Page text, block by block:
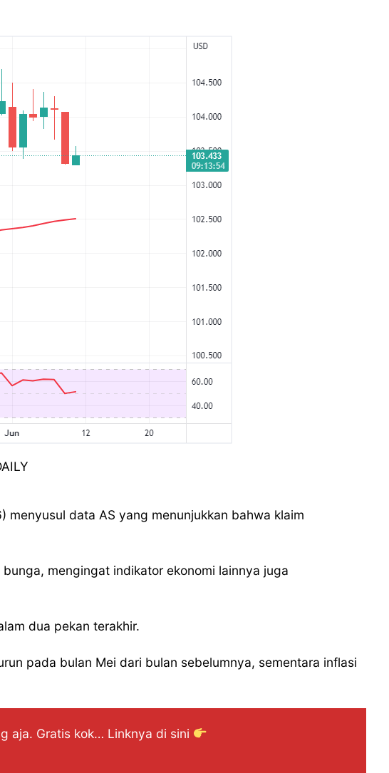
data AS yang menunjukkan bahwa klaim
mengingat indikator ekonomi lainnya juga
dua pekan terakhir.
pada bulan Mei dari bulan sebelumnya, sementara inflasi
aja. Gratis kok… Linknya di sini